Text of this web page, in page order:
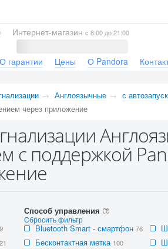
Интернет-магазин с 8:00 до 21:00
О гарантии Цены О Pandora
Англоязычные с
через приложение
с поддержкой
Способ управления
Cбросить фильтр
Bluetooth Smart - смартфон 76
Бесконтактная метка 100